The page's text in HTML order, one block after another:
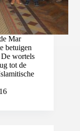
Mar
betuigen
wortels
tot de